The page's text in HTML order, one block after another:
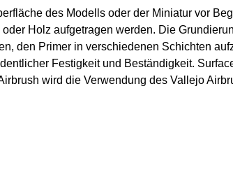
des Modells oder der Miniatur vor
Holz aufgetragen werden. Die
den Primer in verschiedenen Schichten
Festigkeit und Beständigkeit.
wird die Verwendung des Vallejo